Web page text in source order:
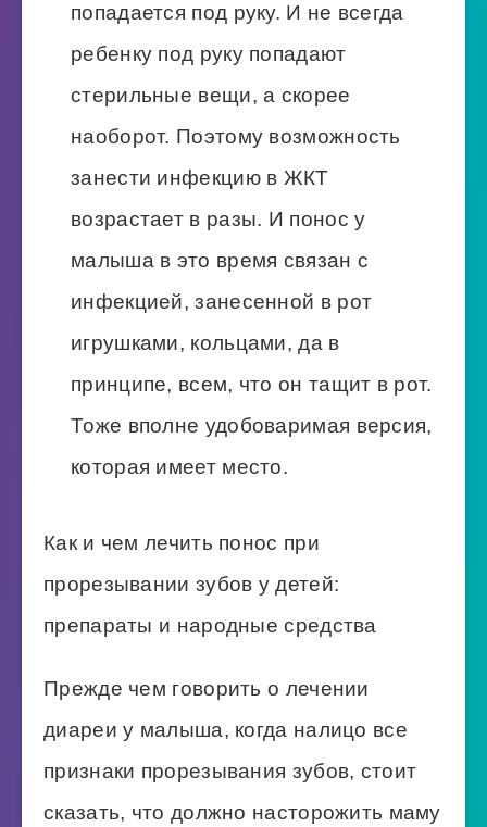
попадается под руку. И не всегда
ребенку под руку попадают
стерильные вещи, а скорее
наоборот. Поэтому возможность
занести инфекцию в ЖКТ
возрастает в разы. И понос у
малыша в это время связан с
инфекцией, занесенной в рот
игрушками, кольцами, да в
принципе, всем, что он тащит в рот.
Тоже вполне удобоваримая версия,
которая имеет место.
Как и чем лечить понос при
прорезывании зубов у детей:
препараты и народные средства
Прежде чем говорить о лечении
диареи у малыша, когда налицо все
признаки прорезывания зубов, стоит
сказать, что должно насторожить маму